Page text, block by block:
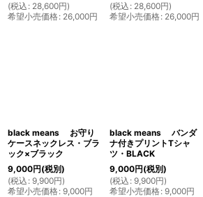
(税込 : 28,600円)
希望小売価格: 26,000円
(税込 : 28,600円)
希望小売価格: 26,000円
black means お守り
ケースネックレス・ブラ
ック×ブラック
9,000円(税別)
(税込 : 9,900円)
希望小売価格: 9,000円
black means バンダ
ナ付きプリントTシャ
ツ・BLACK
9,000円(税別)
(税込 : 9,900円)
希望小売価格: 9,000円